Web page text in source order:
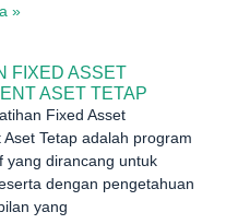
»
FIXED ASSET
ASET TETAP
Fixed Asset
Tetap adalah program
yang dirancang untuk
dengan pengetahuan
yang